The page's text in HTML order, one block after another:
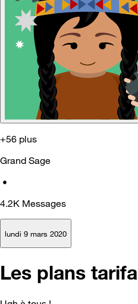
+56 plus
Grand Sage
•
4.2K Messages
lundi 9 mars 2020
Les plans